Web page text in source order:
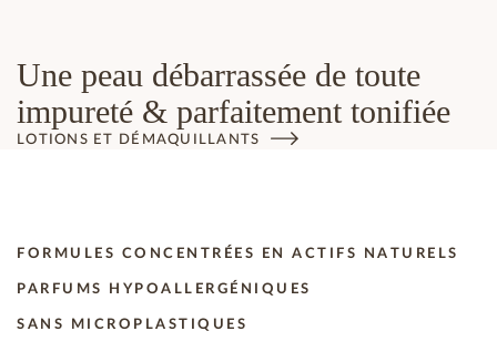
Une peau débarrassée de toute
impureté & parfaitement tonifiée
LOTIONS ET DÉMAQUILLANTS
FORMULES CONCENTRÉES EN ACTIFS NATURELS
PARFUMS HYPOALLERGÉNIQUES
SANS MICROPLASTIQUES